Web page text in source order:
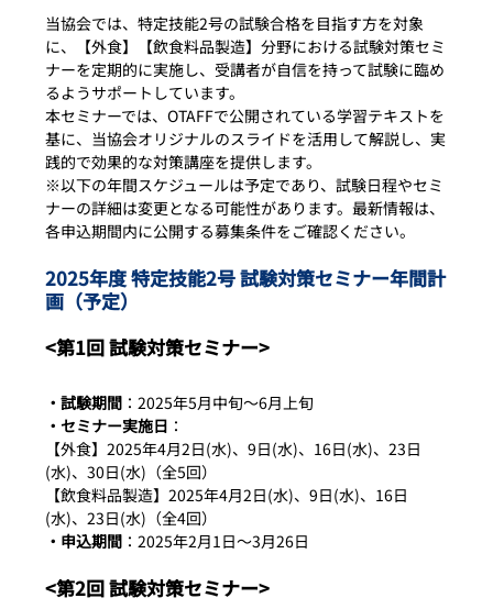
当協会では、特定技能2号の試験合格を目指す方を対象
に、【外食】【飲食料品製造】分野における試験対策セミ
ナーを定期的に実施し、受講者が自信を持って試験に臨め
るようサポートしています。
本セミナーでは、OTAFFで公開されている学習テキストを
基に、当協会オリジナルのスライドを活用して解説し、実
践的で効果的な対策講座を提供します。
※以下の年間スケジュールは予定であり、試験日程やセミ
ナーの詳細は変更となる可能性があります。最新情報は、
各申込期間内に公開する募集条件をご確認ください。
2025年度 特定技能2号 試験対策セミナー年間計
画（予定）
<第1回 試験対策セミナー>
・試験期間：2025年5月中旬～6月上旬
・セミナー実施日 ：
【外食】2025年4月2日(水)、9日(水)、16日(水)、23日
(水)、30日(水)（全5回）
【飲食料品製造】2025年4月2日(水)、9日(水)、16日
(水)、23日(水)（全4回）
・申込期間：2025年2月1日～3月26日
<第2回 試験対策セミナー>